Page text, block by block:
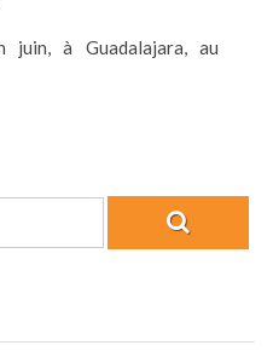
juin, à Guadalajara, au